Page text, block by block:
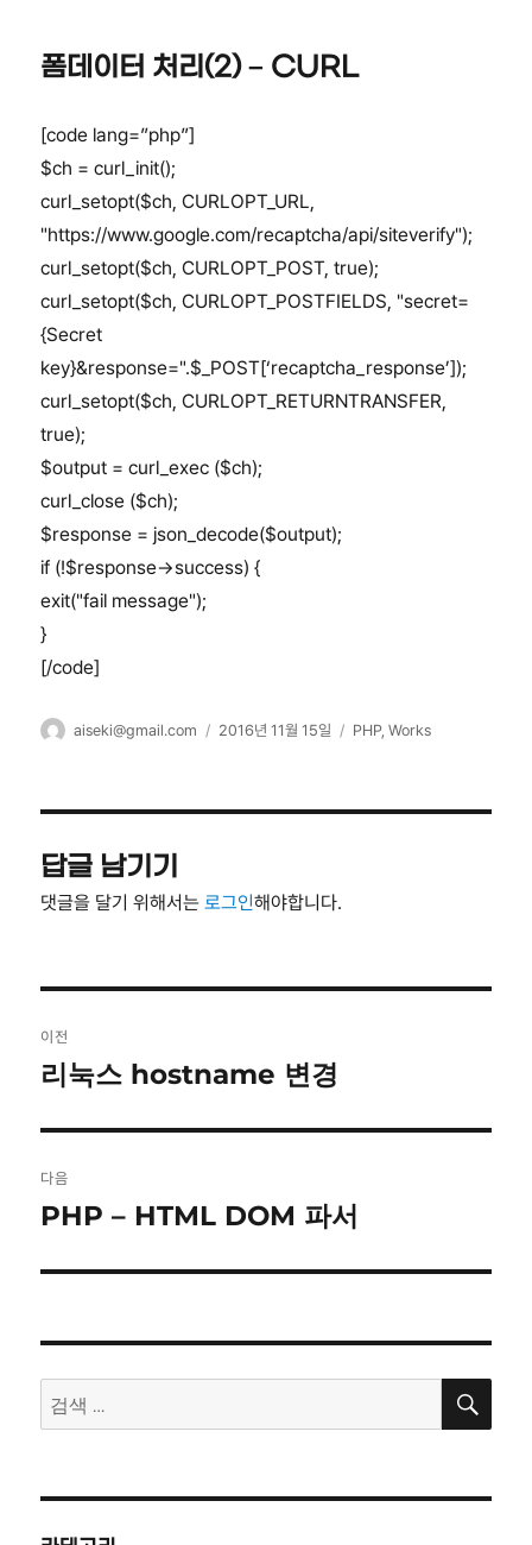
폼데이터 처리(2) – CURL
[code lang=”php”]
$ch = curl_init();
curl_setopt($ch, CURLOPT_URL,
"https://www.google.com/recaptcha/api/siteverify");
curl_setopt($ch, CURLOPT_POST, true);
curl_setopt($ch, CURLOPT_POSTFIELDS, "secret=
{Secret
key}&response=".$_POST[‘recaptcha_response’]);
curl_setopt($ch, CURLOPT_RETURNTRANSFER,
true);
$output = curl_exec ($ch);
curl_close ($ch);
$response = json_decode($output);
if (!$response->success) {
exit("fail message");
}
[/code]
글
aiseki@gmail.com
작
2016년 11월 15일
카
PHP,Works
답글 남기기
댓글을 달기 위해서는로그인해야합니다.
탐
이전
이
글:
리눅스 hostname 변경
다음
다
글:
PHP – HTML DOM 파서
검
색:
검